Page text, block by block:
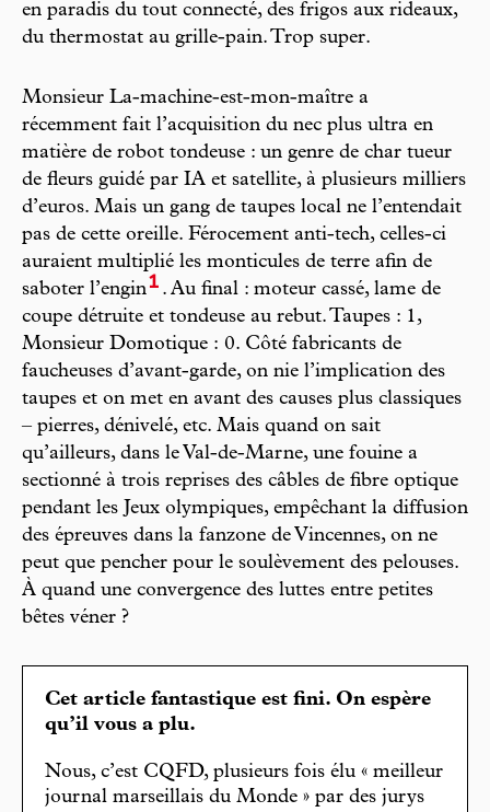
en paradis du tout connecté, des frigos aux rideaux,
du thermostat au grille-pain. Trop super.
Monsieur La-machine-est-mon-maître a
récemment fait l’acquisition du nec plus ultra en
matière de robot tondeuse : un genre de char tueur
de fleurs guidé par IA et satellite, à plusieurs milliers
d’euros. Mais un gang de taupes local ne l’entendait
pas de cette oreille. Férocement anti-tech, celles-ci
auraient multiplié les monticules de terre afin de
saboter l’engin1 . Au final : moteur cassé, lame de
coupe détruite et tondeuse au rebut. Taupes : 1,
Monsieur Domotique : 0. Côté fabricants de
faucheuses d’avant-garde, on nie l’implication des
taupes et on met en avant des causes plus classiques
– pierres, dénivelé, etc. Mais quand on sait
qu’ailleurs, dans le Val-de-Marne, une fouine a
sectionné à trois reprises des câbles de fibre optique
pendant les Jeux olympiques, empêchant la diffusion
des épreuves dans la fanzone de Vincennes, on ne
peut que pencher pour le soulèvement des pelouses.
À quand une convergence des luttes entre petites
bêtes véner ?
Cet article fantastique est fini. On espère
qu’il vous a plu.
Nous, c’est CQFD, plusieurs fois élu « meilleur
journal marseillais du Monde » par des jurys